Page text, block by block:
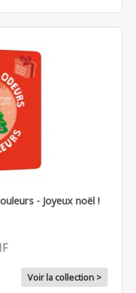
- Joyeux noël !
Voir la collection >